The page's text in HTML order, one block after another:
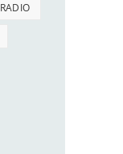
RADIO